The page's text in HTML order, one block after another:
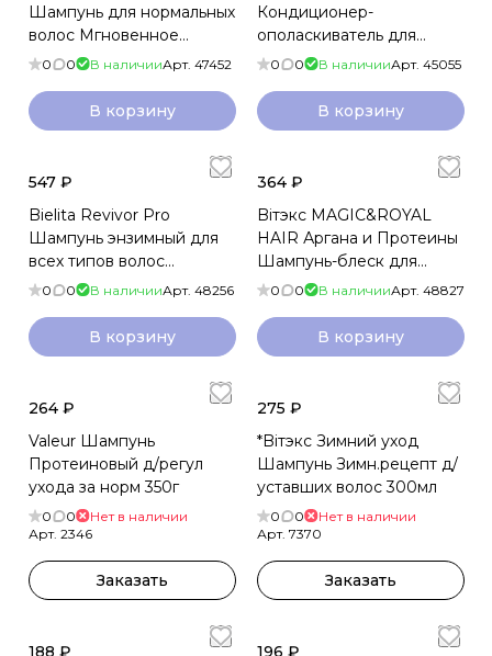
Шампунь для нормальных
волос Мгновенное
преображение 500мл
0 0 В наличииАрт. 47452
В корзину
Кондиционер-
ополаскиватель для
волос c малиновым
200мл
0 0 В наличииАрт. 45055
В корзину
547 ₽
Bielita Revivor Pro
Шампунь энзимный для
всех типов волос
Глубокое очищение
0 0 В наличииАрт. 48256
В корзину
364 ₽
Biтэкс MAGIC&ROYAL
HAIR Аргана и Протеины
Шампунь-блеск для
сияния и восстановления
0 0 В наличииАрт. 48827
В корзину
264 ₽
Valeur Шампунь
Протеиновый д/регул
ухода за норм 350г
0 0
Нет в наличии
Арт. 2346
Заказать
275 ₽
*Biтэкс Зимний уход
Шампунь Зимн.рецепт д/
уставших волос 300мл
0 0
Нет в наличии
Арт. 7370
Заказать
188 ₽
196 ₽